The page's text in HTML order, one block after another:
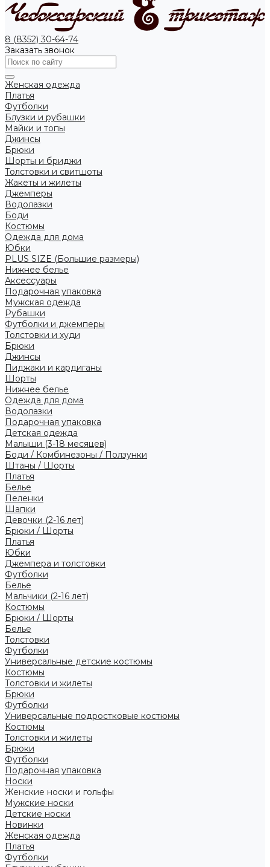
8 (8352) 30-64-74
Заказать звонок
Женская одежда
Платья
Футболки
Блузки и рубашки
Майки и топы
Джинсы
Брюки
Шорты и бриджи
Толстовки и свитшоты
Жакеты и жилеты
Джемперы
Водолазки
Боди
Костюмы
Одежда для дома
Юбки
PLUS SIZE (Большие размеры)
Нижнее белье
Аксессуары
Подарочная упаковка
Мужская одежда
Рубашки
Футболки и джемперы
Толстовки и худи
Брюки
Джинсы
Пиджаки и кардиганы
Шорты
Нижнее белье
Одежда для дома
Водолазки
Подарочная упаковка
Детская одежда
Малыши (3-18 месяцев)
Боди / Комбинезоны / Ползунки
Штаны / Шорты
Платья
Белье
Пеленки
Шапки
Девочки (2-16 лет)
Брюки / Шорты
Платья
Юбки
Джемпера и толстовки
Футболки
Белье
Мальчики (2-16 лет)
Костюмы
Брюки / Шорты
Белье
Толстовки
Футболки
Универсальные детские костюмы
Костюмы
Толстовки и жилеты
Брюки
Футболки
Универсальные подростковые костюмы
Костюмы
Толстовки и жилеты
Брюки
Футболки
Подарочная упаковка
Носки
Женские носки и гольфы
Мужские носки
Детские носки
Новинки
Женская одежда
Платья
Футболки